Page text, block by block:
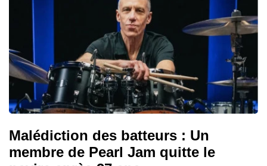
Malédiction des batteurs : Un
membre de Pearl Jam quitte le